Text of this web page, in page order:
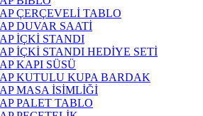
ÇERÇEVELİ TABLO
DUVAR SAATİ
İÇKİ STANDI
İÇKİ STANDI HEDİYE SETİ
KAPI SÜSÜ
KUTULU KUPA BARDAK
MASA İSİMLİĞİ
PALET TABLO